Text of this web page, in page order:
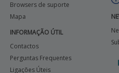
Browsers de suporte
Mapa
INFORMAÇÃO ÚTIL
Contactos
Perguntas Frequentes
Ligações Úteis